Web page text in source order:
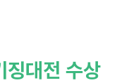
대전 수상